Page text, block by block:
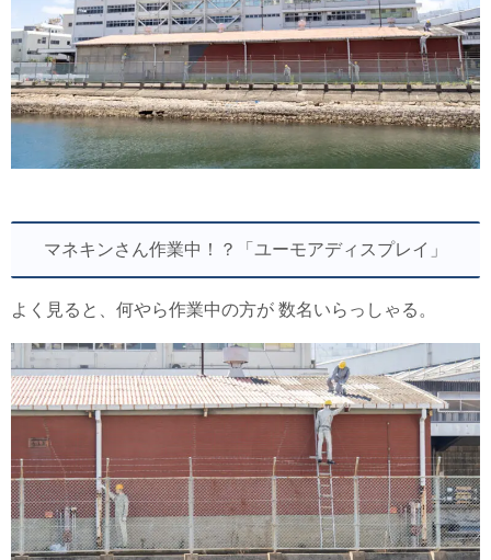
マネキンさん作業中！？「ユーモアディスプレイ」
よく見ると、何やら作業中の方が 数名いらっしゃる。